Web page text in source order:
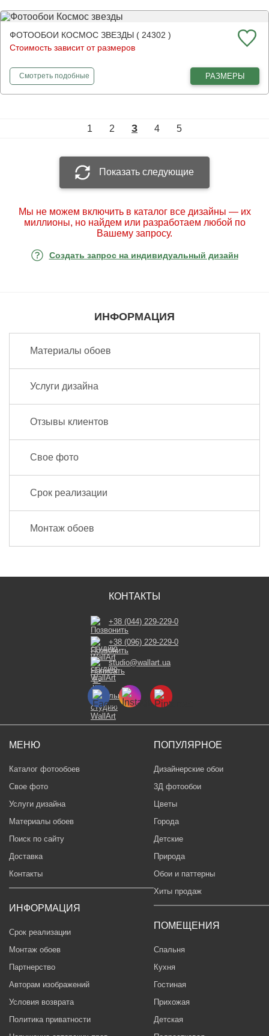
ФОТООБОИ КОСМОС ЗВЕЗДЫ ( 24302 )
Стоимость зависит от размеров
Смотретьфотообои
подобные РАЗМЕРЫ
1 2 3 4 5
Показать следующие
Мы не можем включить в каталог все дизайны — их
миллионы, но найдем или разработаем любой по
Вашему запросу.
Создать запрос на индивидуальный дизайн
ИНФОРМАЦИЯ
Материалы обоев
Услуги дизайна
Отзывы клиентов
Свое фото
Срок реализации
Монтаж обоев
МЕНЮ
Каталог фотообоев
Свое фото
Услуги дизайна
Материалы обоев
Поиск по сайту
Доставка
Контакты
ИНФОРМАЦИЯ
Срок реализации
Монтаж обоев
Партнерство
Авторам изображений
Условия возврата
Политика приватности
ПОПУЛЯРНОЕ
Дизайнерские обои
3Д фотообои
Цветы
Города
Детские
Природа
Обои и паттерны
Хиты продаж
ПОМЕЩЕНИЯ
Спальня
Кухня
Гостиная
Прихожая
Детская
КОНТАКТЫ
+38 (044) 229-229-0
+38 (096) 229-229-0
studio@wallart.ua